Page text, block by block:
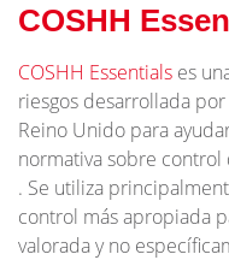
COSHH
COSHH Essentials es
riesgos desarrollada
Reino Unido para
normativa sobre control
. Se utiliza
control más apropiada
valorada y no